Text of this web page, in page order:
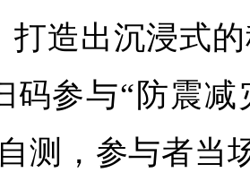
打造出沉浸式
码参与“防震减
测，参与者当